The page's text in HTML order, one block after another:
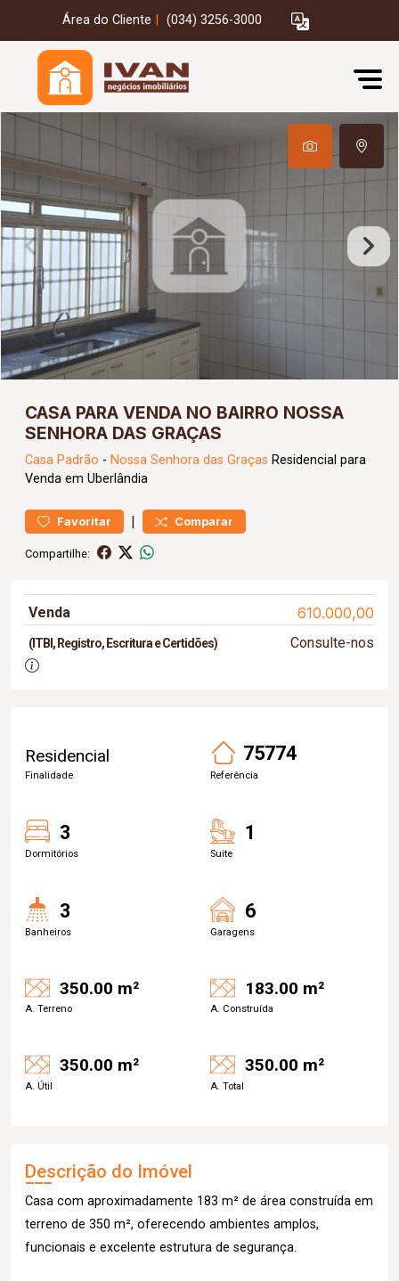
Área do Cliente (034) 3256-3000
CASA PARA VENDA NO BAIRRO NOSSA
SENHORA DAS GRAÇAS
Casa Padrão - Nossa Senhora das Graças Residencial para
Venda em Uberlândia
Favoritar | Comparar
Compartilhe:
Venda 610.000,00
(ITBI, Registro, Escritura e Certidões) Consulte-nos
Residencial
Finalidade
75774
Referência
3
Dormitórios
1
Suite
3
Banheiros
6
Garagens
350.00 m²
A. Terreno
183.00 m²
A. Construída
350.00 m²
A. Útil
350.00 m²
A. Total
Descrição do Imóvel
Casa com aproximadamente 183 m² de área construída em
terreno de 350 m², oferecendo ambientes amplos,
funcionais e excelente estrutura de segurança.